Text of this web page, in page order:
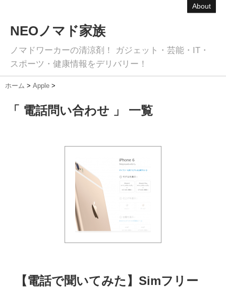
About
NEOノマド家族
ノマドワーカーの清涼剤！ ガジェット・芸能・IT・
スポーツ・健康情報をデリバリー！
ホーム > Apple >
「 電話問い合わせ 」 一覧
【電話で聞いてみた】Simフリー